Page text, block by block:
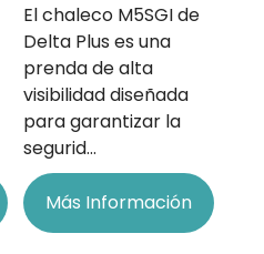
El chaleco M5SGI de
Delta Plus es una
prenda de alta
visibilidad diseñada
para garantizar la
segurid…
Más Información